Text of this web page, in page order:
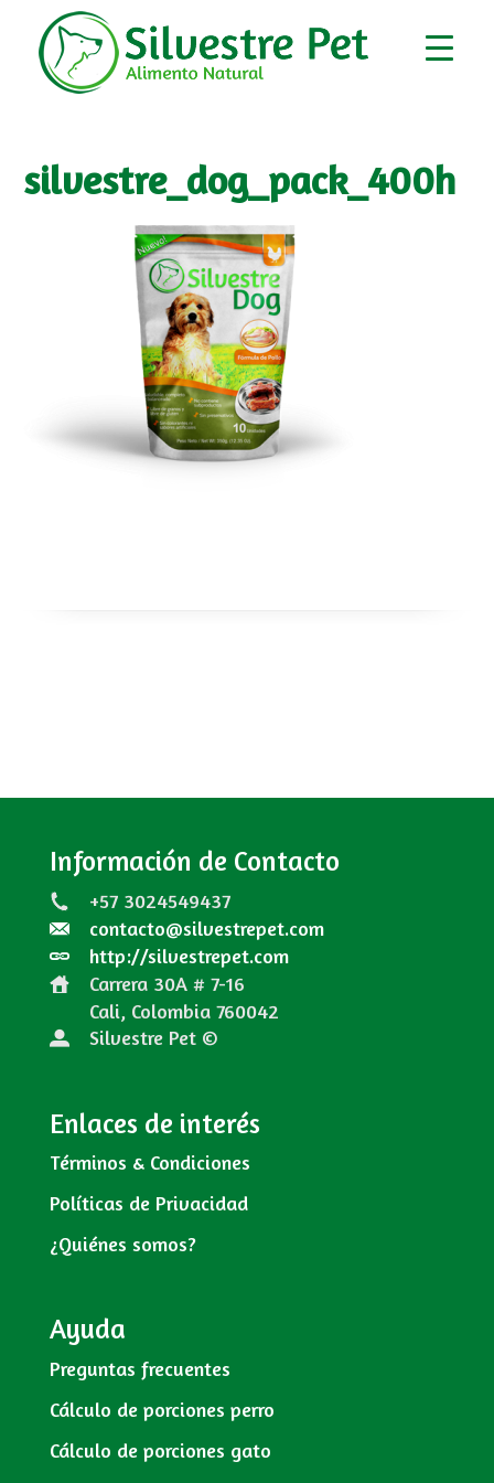
silvestre_dog_pack_400h
Información de Contacto
+57 3024549437
contacto@silvestrepet.com
http://silvestrepet.com
Carrera 30A # 7-16
Cali, Colombia 760042
Silvestre Pet ©
Enlaces de interés
Términos & Condiciones
Políticas de Privacidad
¿Quiénes somos?
Ayuda
Preguntas frecuentes
Cálculo de porciones perro
Cálculo de porciones gato